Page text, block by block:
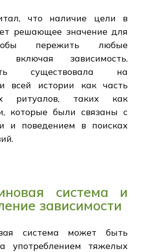
что наличие цели в
решающее значение для
пережить любые
включая зависимость.
существовала на
всей истории как часть
ритуалов, таких как
которые были связаны с
и поведением в поисках
система и
зависимости
система может быть
употреблением тяжелых